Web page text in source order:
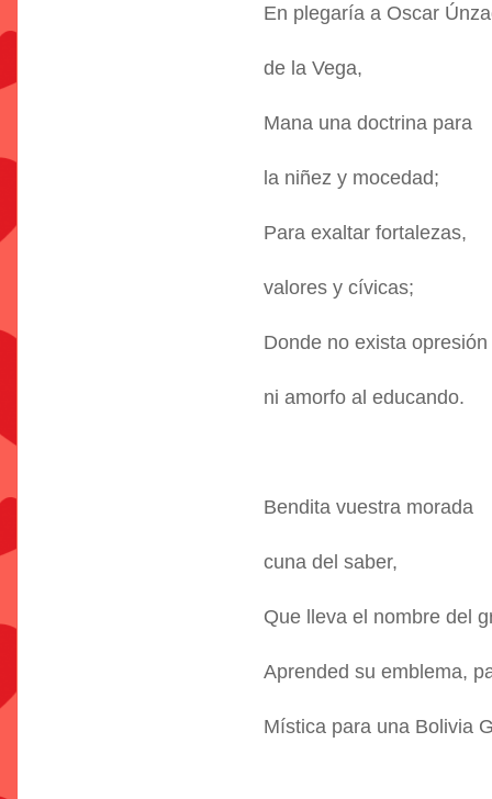
En plegaría a Oscar
de la Vega,
Mana una doctrina para
la niñez y mocedad;
Para exaltar fortalezas,
valores y cívicas;
Donde no exista opresión
ni amorfo al educando.
Bendita vuestra morada
cuna del saber,
Que lleva el nombre del
Aprended su emblema,
Mística para una Bolivia